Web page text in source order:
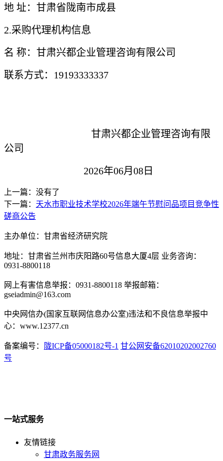
地 址： 甘肃省陇南市成县
2.采购代理机构信息
名 称： 甘肃兴都企业管理咨询有限公司
联系方式： 19193333337
甘肃兴都企业管理咨询有限
公司
2026年06月 08 日
上一篇：没有了
下一篇： 天水市职业技术学校2026年端午节慰问品项目竞争性
磋商公告
主办单位：甘肃省经济研究院
地址：甘肃省兰州市庆阳路60号信息大厦4层 业务咨询：
0931-8800118
网上有害信息举报：0931-8800118 举报邮箱：
gseiadmin@163.com
中央网信办(国家互联网信息办公室)违法和不良信息举报中
心：www.12377.cn
备案编号： 陇ICP备05000182号-1 甘公网安备62010202002760
号
一站式服务
友情链接
甘肃政务服务网